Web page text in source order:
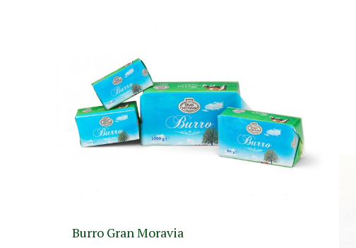
Burro Gran Moravia